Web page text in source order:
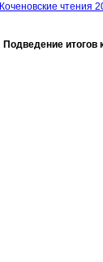
Коченовские чтения
Подведение итогов